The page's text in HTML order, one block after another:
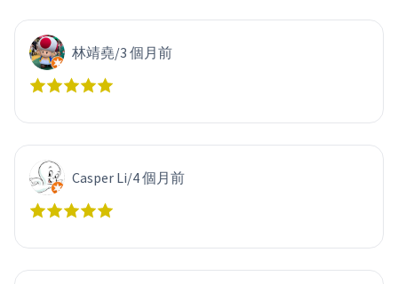
林靖堯/3 個月前
Casper Li/4 個月前